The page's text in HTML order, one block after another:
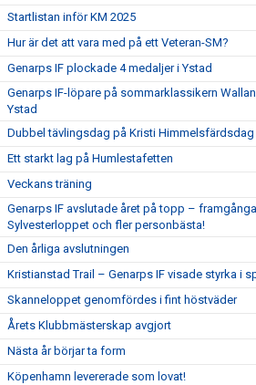
Startlistan inför KM 2025
Hur är det att vara med på ett Veteran-SM?
Genarps IF plockade 4 medaljer i Ystad
Genarps IF-löpare på sommarklassikern
Ystad
Dubbel tävlingsdag på Kristi Himmelsfärdsdag
Ett starkt lag på Humlestafetten
Veckans träning
Genarps IF avslutade året på topp –
Sylvesterloppet och fler personbästa!
Den årliga avslutningen
Kristianstad Trail – Genarps IF visade styrka i
Skanneloppet genomfördes i fint höstväder
Årets Klubbmästerskap avgjort
Nästa år börjar ta form
Köpenhamn levererade som lovat!